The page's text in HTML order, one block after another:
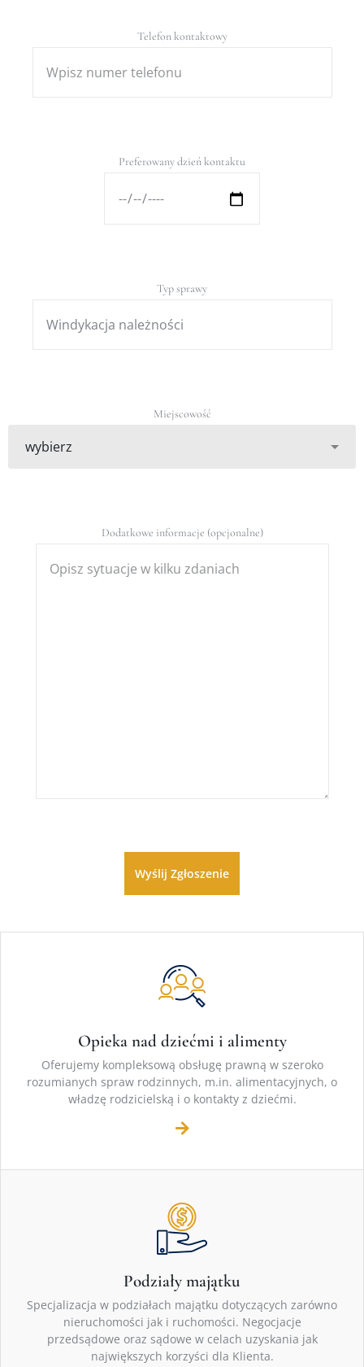
Telefon kontaktowy
Preferowany dzień kontaktu
Typ sprawy
Miejscowość
Dodatkowe informacje (opcjonalne)
Opieka nad dziećmi i alimenty
Oferujemy kompleksową obsługę prawną w szeroko
rozumianych spraw rodzinnych, m.in. alimentacyjnych, o
władzę rodzicielską i o kontakty z dziećmi.
Podziały majątku
Specjalizacja w podziałach majątku dotyczących zarówno
nieruchomości jak i ruchomości. Negocjacje
przedsądowe oraz sądowe w celach uzyskania jak
największych korzyści dla Klienta.